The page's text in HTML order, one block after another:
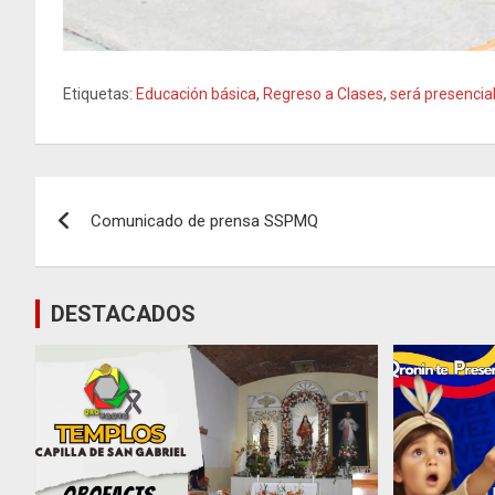
Etiquetas: Educación básica, Regreso a Clases, será presencial
de
entradas
Comunicado de prensa SSPMQ
DESTACADOS